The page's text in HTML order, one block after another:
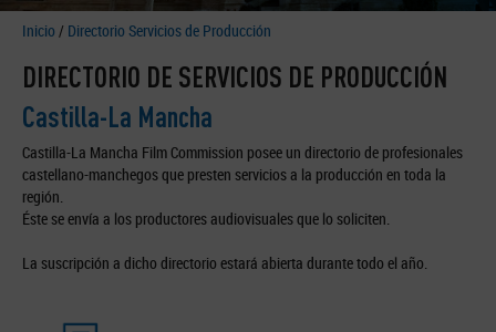
Inicio / Directorio Servicios de Producción
DIRECTORIO DE SERVICIOS DE PRODUCCIÓN
Castilla-La Mancha
Castilla-La Mancha Film Commission posee un directorio de profesionales
castellano-manchegos que presten servicios a la producción en toda la
región.
Éste se envía a los productores audiovisuales que lo soliciten.
La suscripción a dicho directorio estará abierta durante todo el año.